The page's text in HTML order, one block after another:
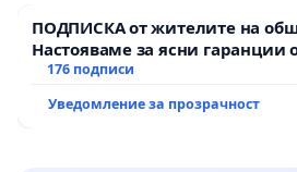
ПОДПИСКА от жителите на
Настояваме за ясни гаранции
АД и от държавата, че ще се
176 подписи
Уведомление за прозрачност